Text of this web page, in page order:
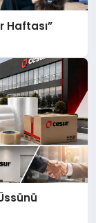
Haftası”